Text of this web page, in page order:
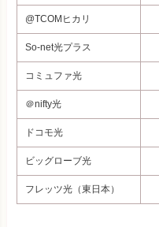
@TCOMヒカリ
So-net光プラス
コミュファ光
＠nifty光
ドコモ光
ビッグローブ光
フレッツ光（東日本）